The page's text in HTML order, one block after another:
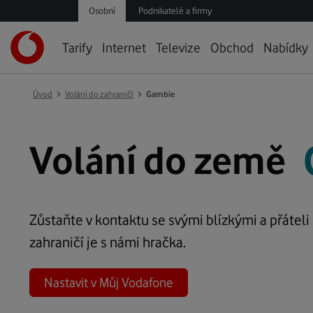
Osobní Podnikatelé a firmy
stránkaTarify Internet Televize Obchod Nabídky
Úvod › Volání do zahraničí › Gambie
Volání do země
Zůstaňte v kontaktu se svými blízkými a
zahraničí je s námi hračka.
Nastavit v Můj Vodafone